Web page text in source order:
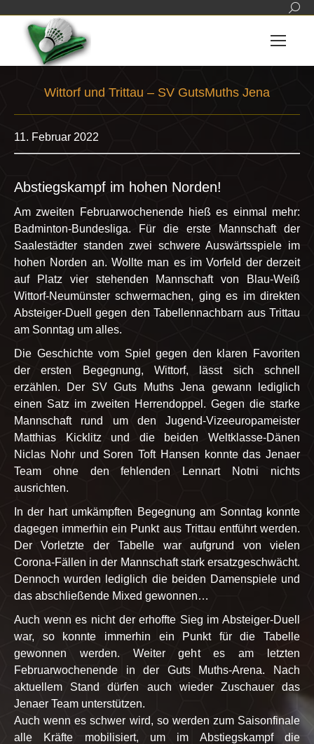
Wittorf und Trittau – SV GutsMuths Jena
11. Februar 2022
Abstiegskampf im hohen Norden!
Am zweiten Februarwochenende hieß es einmal mehr:
Badminton-Bundesliga. Für die erste Mannschaft der
Saalestädter standen zwei schwere Auswärtsspiele im
hohen Norden an. Wollte man es im Vorfeld der derzeit
auf Platz vier stehenden Mannschaft von Blau-Weiß
Wittorf-Neumünster schwermachen, ging es im direkten
Absteiger-Duell gegen den Tabellennachbarn aus Trittau
am Sonntag um alles.
Die Geschichte vom Spiel gegen den klaren Favoriten
der ersten Begegnung, Wittorf, lässt sich schnell
erzählen. Der SV Guts Muths Jena gewann lediglich
einen Satz im zweiten Herrendoppel. Gegen die starke
Mannschaft rund um den Jugend-Vizeeuropameister
Matthias Kicklitz und die beiden Weltklasse-Dänen
Niclas Nohr und Soren Toft Hansen konnte das Jenaer
Team ohne den fehlenden Lennart Notni nichts
ausrichten.
In der hart umkämpften Begegnung am Sonntag konnte
dagegen immerhin ein Punkt aus Trittau entführt werden.
Der Vorletzte der Tabelle war aufgrund von vielen
Corona-Fällen in der Mannschaft stark ersatzgeschwächt.
Dennoch wurden lediglich die beiden Damenspiele und
das abschließende Mixed gewonnen…
Auch wenn es nicht der erhoffte Sieg im Absteiger-Duell
war, so konnte immerhin ein Punkt für die Tabelle
gewonnen werden. Weiter geht es am letzten
Februarwochenende in der Guts Muths-Arena. Nach
aktuellem Stand dürfen auch wieder Zuschauer das
Jenaer Team unterstützen.
Auch wenn es schwer wird, so werden zum Saisonfinale
alle Kräfte mobilisiert, um im Abstiegskampf die